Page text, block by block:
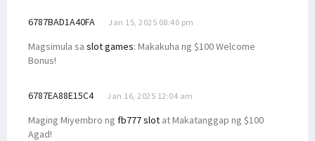
6787BAD1A40FA Jan 15, 2025 08:40 pm
Magsimula sa slot games: Makakuha ng $100 Welcome
Bonus!
6787EA88E15C4 Jan 16, 2025 12:04 am
Maging Miyembro ng fb777 slot at Makatanggap ng $100
Agad!